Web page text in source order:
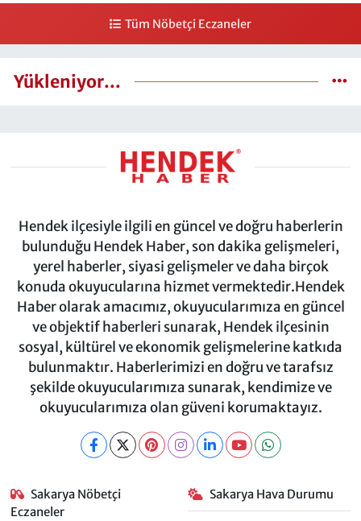
Tüm Nöbetçi Eczaneler
Yükleniyor...
Hendek ilçesiyle ilgili en güncel ve doğru haberlerin
bulunduğu Hendek Haber, son dakika gelişmeleri,
yerel haberler, siyasi gelişmeler ve daha birçok
konuda okuyucularına hizmet vermektedir.Hendek
Haber olarak amacımız, okuyucularımıza en güncel
ve objektif haberleri sunarak, Hendek ilçesinin
sosyal, kültürel ve ekonomik gelişmelerine katkıda
bulunmaktır. Haberlerimizi en doğru ve tarafsız
şekilde okuyucularımıza sunarak, kendimize ve
okuyucularımıza olan güveni korumaktayız.
Sakarya Nöbetçi
Eczaneler
Sakarya Hava Durumu